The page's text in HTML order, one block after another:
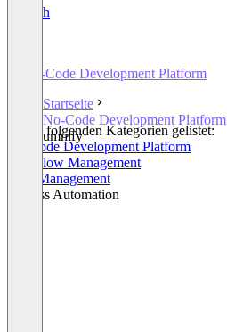
English
No-Code Development Platform
Startseite
No-Code Development Platform
umnify
In den folgenden Kategorien gelistet:
No-Code Development Platform
Workflow Management
Task Management
Process Automation